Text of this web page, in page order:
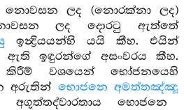
ලද (නොරක්නා ලද)
ලද දොරටු ඇත්තේ
ඉන්‍ද්‍රියයන්හි යයි කීහ. එයින්
ඉඳුරන්ගේ අසංවරය කීහ.
කිරීම් වශයෙන් භෝජනයෙහි
අරුතින් භොජනෙ අමත්තඤ්ඤූ
අගුත්තද්වාරතාය භොජනෙ